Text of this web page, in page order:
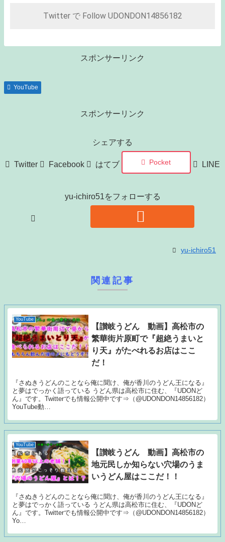
Twitter で Follow UDONDON14856182
スポンサーリンク
YouTube
スポンサーリンク
シェアする
Twitter Facebook はてブ Pocket LINE
yu-ichiro51をフォローする
yu-ichiro51
関連記事
YouTube
【讃岐うどん 動画】高松市の
繁華街片原町で『超絶うまいと
り天』がたべれるお店はここ
だ！
『さぬきうどんのことなら俺に聞け、俺が香川のうどん王になる』
と夢はでっかく語っている うどん県は高松市に住む、『UDONど
ん』です。Twitterでも情報公開中です⇒（@UDONDON14856182）
YouTube動…
YouTube
【讃岐うどん 動画】高松市の
地元民しか知らない穴場のうま
いうどん屋はここだ！！
『さぬきうどんのことなら俺に聞け、俺が香川のうどん王になる』
と夢はでっかく語っている うどん県は高松市に住む、『UDONど
ん』です。Twitterでも情報公開中です⇒（@UDONDON14856182）
Yo…